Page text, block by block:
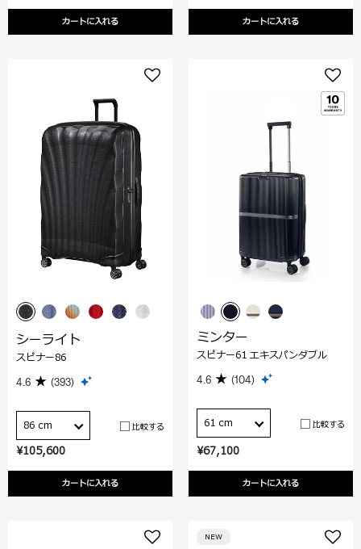
カートに入れる カートに入れる
¥105,600
カートに入れる
シーライト
スピナー86
4.6 (393)
86 cm 比較する
¥67,100
カートに入れる
ミンター
スピナー61 エキスパンダブル
4.6 (104)
61 cm 比較する
NEW